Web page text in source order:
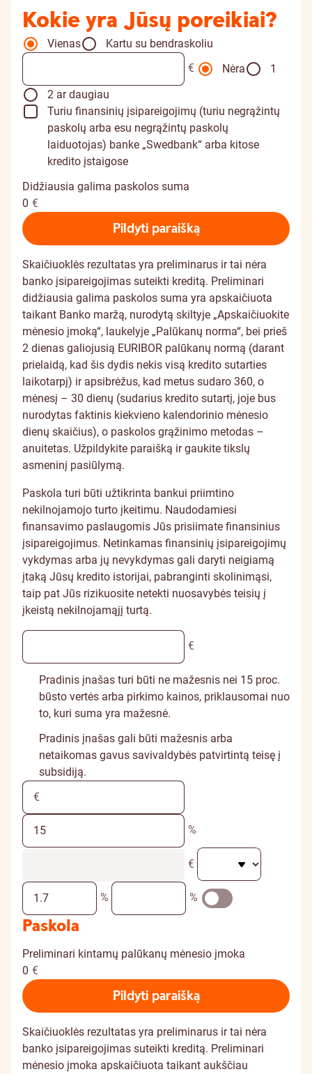
Kokie yra Jūsų poreikiai?
Vienas
Kartu su bendraskoliu
€
Nėra
1
2 ar daugiau
Turiu finansinių įsipareigojimų (turiu negrąžintų
paskolų arba esu negrąžintų paskolų
laiduotojas) banke „Swedbank“ arba kitose
kredito įstaigose
Didžiausia galima paskolos suma
0 €
Pildyti paraišką
Skaičiuoklės rezultatas yra preliminarus ir tai nėra
banko įsipareigojimas suteikti kreditą. Preliminari
didžiausia galima paskolos suma yra apskaičiuota
taikant Banko maržą, nurodytą skiltyje „Apskaičiuokite
mėnesio įmoką“, laukelyje „Palūkanų norma“, bei prieš
2 dienas galiojusią EURIBOR palūkanų normą (darant
prielaidą, kad šis dydis nekis visą kredito sutarties
laikotarpį) ir apsibrėžus, kad metus sudaro 360, o
mėnesį – 30 dienų (sudarius kredito sutartį, joje bus
nurodytas faktinis kiekvieno kalendorinio mėnesio
dienų skaičius), o paskolos grąžinimo metodas –
anuitetas. Užpildykite paraišką ir gaukite tikslų
asmeninį pasiūlymą.
Paskola turi būti užtikrinta bankui priimtino
nekilnojamojo turto įkeitimu. Naudodamiesi
finansavimo paslaugomis Jūs prisiimate finansinius
įsipareigojimus. Netinkamas finansinių įsipareigojimų
vykdymas arba jų nevykdymas gali daryti neigiamą
įtaką Jūsų kredito istorijai, pabranginti skolinimąsi,
taip pat Jūs rizikuosite netekti nuosavybės teisių į
įkeistą nekilnojamąjį turtą.
€
Pradinis įnašas turi būti ne mažesnis nei 15 proc.
būsto vertės arba pirkimo kainos, priklausomai nuo
to, kuri suma yra mažesnė.
Pradinis įnašas gali būti mažesnis arba
netaikomas gavus savivaldybės patvirtintą teisę į
subsidiją.
%
€
% %
Paskola
Preliminari kintamų palūkanų mėnesio įmoka
0 €
Pildyti paraišką
Skaičiuoklės rezultatas yra preliminarus ir tai nėra
banko įsipareigojimas suteikti kreditą. Preliminari
mėnesio įmoka apskaičiuota taikant aukščiau